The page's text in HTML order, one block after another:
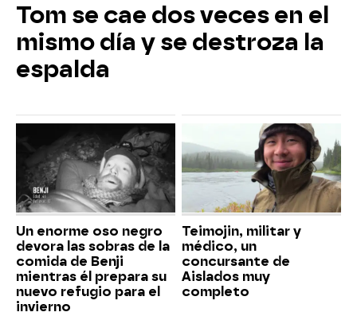
Tom se cae dos veces en el
mismo día y se destroza la
espalda
Un enorme oso negro
devora las sobras de la
comida de Benji
mientras él prepara su
nuevo refugio para el
invierno
Teimojin, militar y
médico, un
concursante de
Aislados muy
completo